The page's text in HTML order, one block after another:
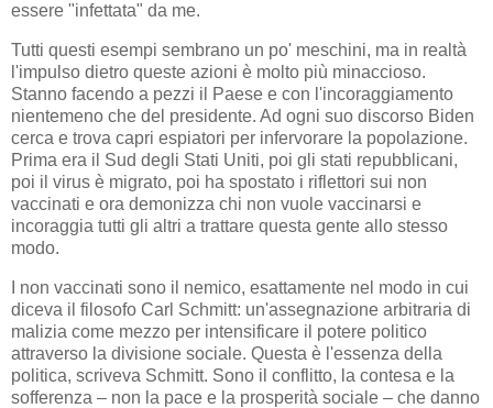
essere "infettata" da me.
Tutti questi esempi sembrano un po' meschini, ma in realtà
l'impulso dietro queste azioni è molto più minaccioso.
Stanno facendo a pezzi il Paese e con l'incoraggiamento
nientemeno che del presidente. Ad ogni suo discorso Biden
cerca e trova capri espiatori per infervorare la popolazione.
Prima era il Sud degli Stati Uniti, poi gli stati repubblicani,
poi il virus è migrato, poi ha spostato i riflettori sui non
vaccinati e ora demonizza chi non vuole vaccinarsi e
incoraggia tutti gli altri a trattare questa gente allo stesso
modo.
I non vaccinati sono il nemico, esattamente nel modo in cui
diceva il filosofo Carl Schmitt: un'assegnazione arbitraria di
malizia come mezzo per intensificare il potere politico
attraverso la divisione sociale. Questa è l'essenza della
politica, scriveva Schmitt. Sono il conflitto, la contesa e la
sofferenza – non la pace e la prosperità sociale – che danno